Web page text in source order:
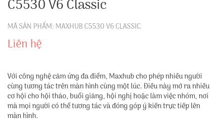
C5530 V6 Classic
MÃ SẢN PHẨM: MAXHUB C5530 V6 CLASSIC
Liên hệ
Với công nghệ cảm ứng đa điểm, Maxhub cho phép nhiều người
cùng tương tác trên màn hình cùng một lúc. Điều này mở ra nhiều
cơ hội cho hội thảo, buổi giảng, hội nghị hoặc làm việc nhóm, nơi
mà mọi người có thể tương tác và đóng góp ý kiến trực tiếp lên
màn hình.